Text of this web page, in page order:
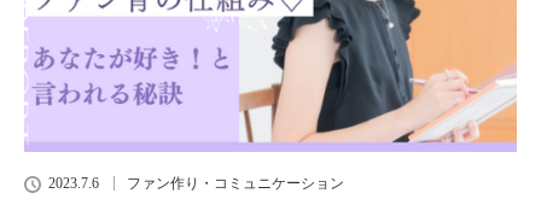
2023.7.6 ファン作り・コミュニケーション